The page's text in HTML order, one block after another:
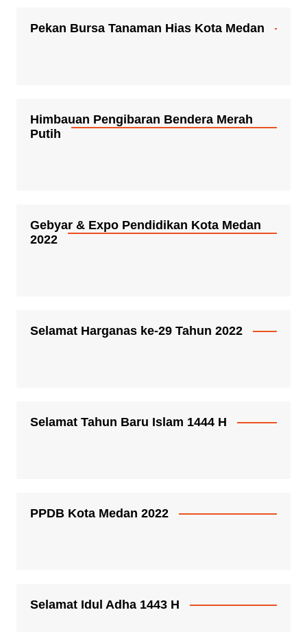
Pekan Bursa Tanaman Hias Kota Medan
Himbauan Pengibaran Bendera Merah
Putih
Gebyar & Expo Pendidikan Kota Medan
2022
Selamat Harganas ke-29 Tahun 2022
Selamat Tahun Baru Islam 1444 H
PPDB Kota Medan 2022
Selamat Idul Adha 1443 H